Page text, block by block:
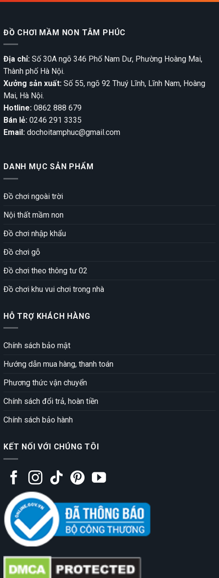
ĐỒ CHƠI MẦM NON TÂM PHÚC
Địa chỉ: Số 30A ngõ 346 Phố Nam Dư, Phường Hoàng Mai,
Thành phố Hà Nội.
Xưởng sản xuất: Số 55, ngõ 92 Thuý Lĩnh, Lĩnh Nam, Hoàng
Mai, Hà Nội.
Hotline: 0862 888 679
Bán lẻ: 0246 291 3335
Email: dochoitamphuc@gmail.com
DANH MỤC SẢN PHẨM
Đồ chơi ngoài trời
Nội thất mầm non
Đồ chơi nhập khẩu
Đồ chơi gỗ
Đồ chơi theo thông tư 02
Đồ chơi khu vui chơi trong nhà
HỖ TRỢ KHÁCH HÀNG
Chính sách bảo mật
Hướng dẫn mua hàng, thanh toán
Phương thức vận chuyển
Chính sách đổi trả, hoàn tiền
Chính sách bảo hành
KẾT NỐI VỚI CHÚNG TÔI